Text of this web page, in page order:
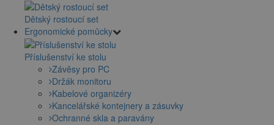
Dětský rostoucí set
Ergonomické pomůcky
Příslušenství ke stolu
Závěsy pro PC
Držák monitoru
Kabelové organizéry
Kancelářské kontejnery a zásuvky
Ochranné skla a paravány